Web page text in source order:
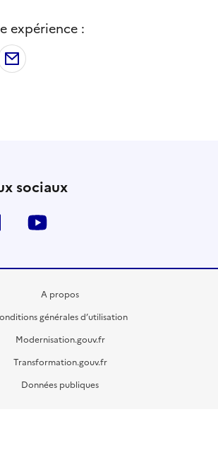
expérience :
Facebook
sur X
sociaux
x Linkedin
A propos
générales d’utilisation
Modernisation.gouv.fr
Transformation.gouv.fr
Données publiques